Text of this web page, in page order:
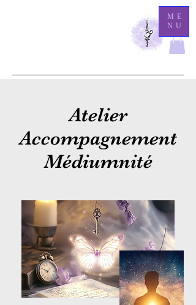
ME
NU
Atelier
Accompagnement
Médiumnité